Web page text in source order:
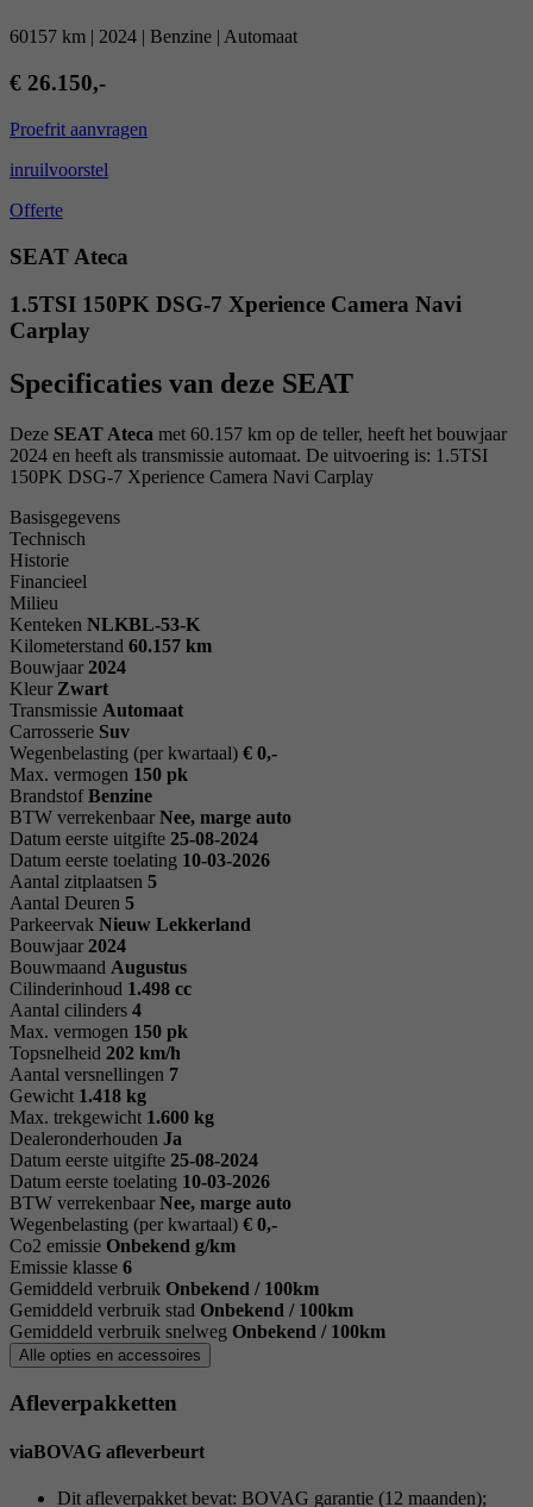
60157 km | 2024 | Benzine | Automaat
€ 26.150,-
Proefrit aanvragen
inruilvoorstel
Offerte
SEAT Ateca
1.5TSI 150PK DSG-7 Xperience Camera Navi
Carplay
Specificaties van deze SEAT
Deze SEAT Ateca met 60.157 km op de teller, heeft het bouwjaar
2024 en heeft als transmissie automaat. De uitvoering is: 1.5TSI
150PK DSG-7 Xperience Camera Navi Carplay
Basisgegevens
Technisch
Historie
Financieel
Milieu
Kenteken NLKBL-53-K
Kilometerstand 60.157 km
Bouwjaar 2024
Kleur Zwart
Transmissie Automaat
Carrosserie Suv
Wegenbelasting (per kwartaal) € 0,-
Max. vermogen 150 pk
Brandstof Benzine
BTW verrekenbaar Nee, marge auto
Datum eerste uitgifte 25-08-2024
Datum eerste toelating 10-03-2026
Aantal zitplaatsen 5
Aantal Deuren 5
Parkeervak Nieuw Lekkerland
Bouwjaar 2024
Bouwmaand Augustus
Cilinderinhoud 1.498 cc
Aantal cilinders 4
Max. vermogen 150 pk
Topsnelheid 202 km/h
Aantal versnellingen 7
Gewicht 1.418 kg
Max. trekgewicht 1.600 kg
Dealeronderhouden Ja
Datum eerste uitgifte 25-08-2024
Datum eerste toelating 10-03-2026
BTW verrekenbaar Nee, marge auto
Wegenbelasting (per kwartaal) € 0,-
Co2 emissie Onbekend g/km
Emissie klasse 6
Gemiddeld verbruik Onbekend / 100km
Gemiddeld verbruik stad Onbekend / 100km
Gemiddeld verbruik snelweg Onbekend / 100km
Alle opties en accessoires
Afleverpakketten
viaBOVAG afleverbeurt
Dit afleverpakket bevat: BOVAG garantie (12 maanden);